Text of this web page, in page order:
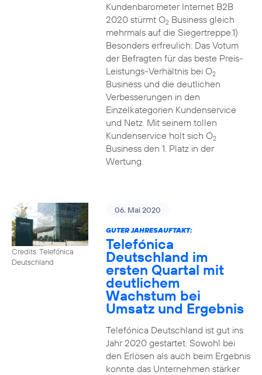
Kundenbarometer Internet B2B
2020 stürmt O2Business gleich
mehrmals auf die Siegertreppe.1)
Besonders erfreulich: Das Votum
der Befragten für das beste Preis-
Leistungs-Verhältnis bei O2
Business und die deutlichen
Verbesserungen in den
Einzelkategorien Kundenservice
und Netz. Mit seinem tollen
Kundenservice holt sich O2
Business den 1. Platz in der
Wertung.
Credits: Telefónica
Deutschland
06. Mai 2020
GUTER JAHRESAUFTAKT:
Telefónica
Deutschland im
ersten Quartal mit
deutlichem
Wachstum bei
Umsatz und Ergebnis
Telefónica Deutschland ist gut ins
Jahr 2020 gestartet. Sowohl bei
den Erlösen als auch beim Ergebnis
konnte das Unternehmen stärker